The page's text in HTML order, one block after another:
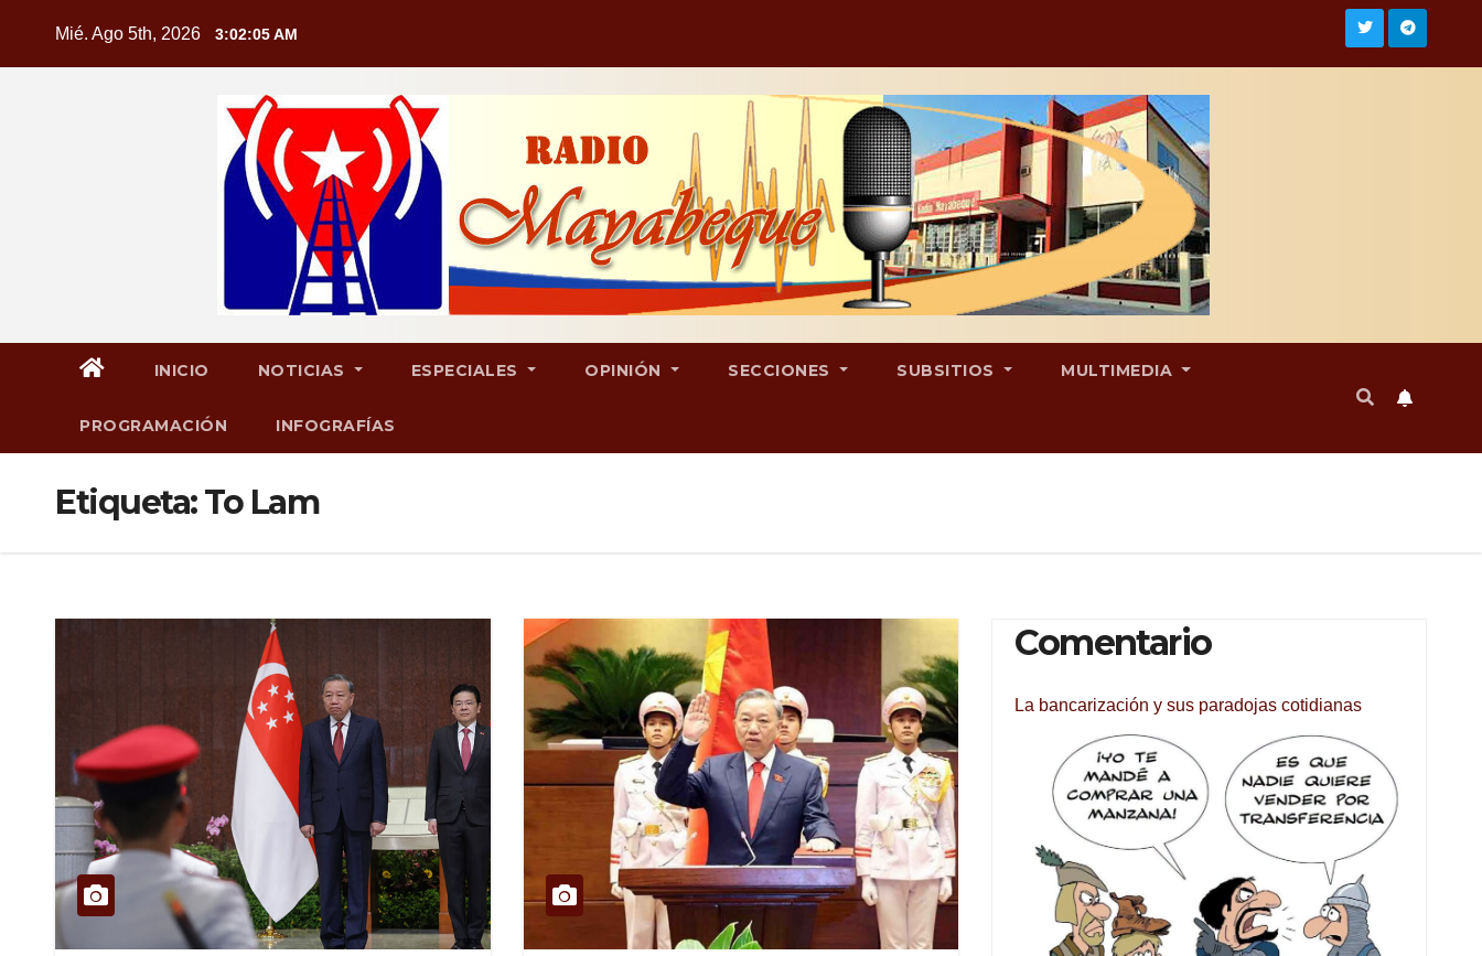
Mié. Ago 5th, 2026 3:02:06 AM
INICIO NOTICIAS ESPECIALES OPINIÓN SECCIONES SUBSITIOS MULTIMEDIA
PROGRAMACIÓN INFOGRAFÍAS
Etiqueta:To Lam
Comentario
La bancarización y sus paradojas cotidianas